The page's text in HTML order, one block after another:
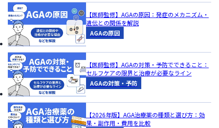
【医師監修】AGAの原因：発症のメカニズム・
遺伝との関係を解説
AGAの原因
【医師監修】AGAの対策・予防でできること：
セルフケアの限界と治療が必要なライン
AGAの対策・予防
【2026年版】AGA治療薬の種類と選び方：効
果・副作用・費用を比較